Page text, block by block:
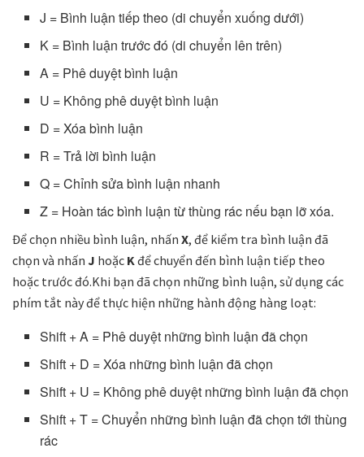
J = Bình luận tiếp theo (di chuyển xuống dưới)
K = Bình luận trước đó (di chuyển lên trên)
A = Phê duyệt bình luận
U = Không phê duyệt bình luận
D = Xóa bình luận
R = Trả lời bình luận
Q = Chỉnh sửa bình luận nhanh
Z = Hoàn tác bình luận từ thùng rác nếu bạn lỡ xóa.
Để chọn nhiều bình luận, nhấn X, để kiểm tra bình luận đã
chọn và nhấn J hoặc K để chuyển đến bình luận tiếp theo
hoặc trước đó.Khi bạn đã chọn những bình luận, sử dụng các
phím tắt này để thực hiện những hành động hàng loạt:
Shift + A = Phê duyệt những bình luận đã chọn
Shift + D = Xóa những bình luận đã chọn
Shift + U = Không phê duyệt những bình luận đã chọn
Shift + T = Chuyển những bình luận đã chọn tới thùng
rác